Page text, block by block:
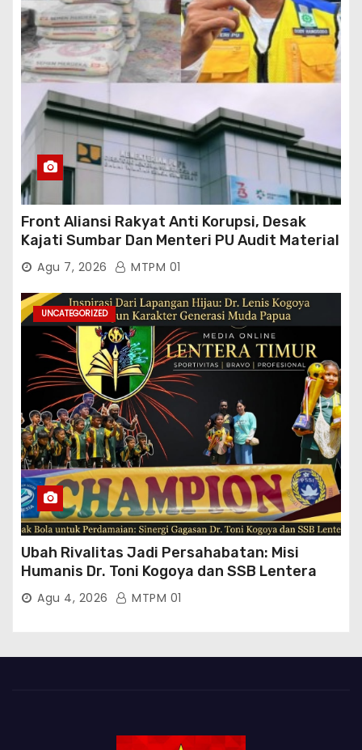
Front Aliansi Rakyat Anti Korupsi, Desak
Kajati Sumbar Dan Menteri PU Audit Material
PT. Brantas Abipraya Kontrak No :
06.Nopember 2025 s.d 31 Maret 2026
Sumber Dana: APBN Nilai Kontrak : Rp
76.130.630.000.00,- Diduga Ka.Balai BWSS V
Padang Tutup Mata
Agu 7, 2026 MTPM 01
UNCATEGORIZED
Ubah Rivalitas Jadi Persahabatan: Misi
Humanis Dr. Toni Kogoya dan SSB Lentera
TimurAgu 4, 2026 MTPM 01